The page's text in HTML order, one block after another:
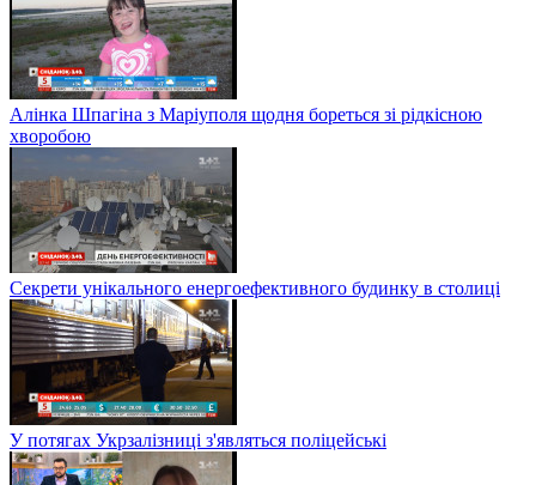
Алінка Шпагіна з Маріуполя щодня бореться зі рідкісною
хворобою
Секрети унікального енергоефективного будинку в столиці
У потягах Укрзалізниці з'являться поліцейські